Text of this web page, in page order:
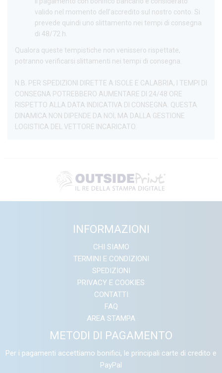
valido nel momento dell’accredito sul nostro conto. Si
prevede quindi uno slittamento nei tempi di consegna
di 48/72 h.
Qualora queste tempistiche non venissero rispettate,
potranno verificarsi slittamenti nei tempi di consegna.
N.B. PER SPEDIZIONI DIRETTE A ISOLE E CALABRIA, I TEMPI DI
CONSEGNA POTREBBERO AUMENTARE DI 24/48 ORE
RISPETTO ALLA DATA INDICATIVA DI CONSEGNA. QUESTA
DINAMICA NON DIPENDE DA NOI, MA DALLA GESTIONE
LOGISTICA DEL VETTORE INCARICATO.
INFORMAZIONI
CHI SIAMO
TERMINI E CONDIZIONI
SPEDIZIONI
PRIVACY E COOKIES
CONTATTI
FAQ
AREA STAMPA
METODI DI PAGAMENTO
Per i pagamenti accettiamo bonifici, le principali carte di credito e
PayPal